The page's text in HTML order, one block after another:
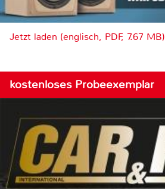
Jetzt laden (englisch, PDF, 7.67 MB)
kostenloses Probeexemplar